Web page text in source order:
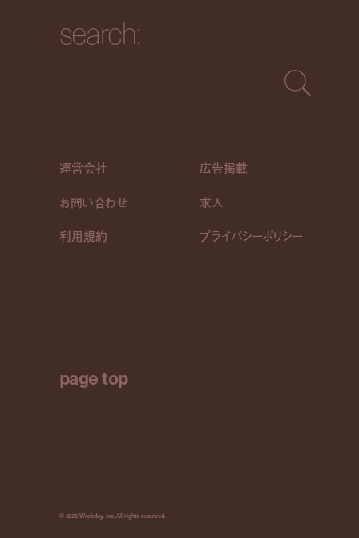
search:
運営会社
広告掲載
お問い合わせ
求人
利用規約 プライバシーポリシー
page top
© 2026 Weekday, Inc. All rights reserved.